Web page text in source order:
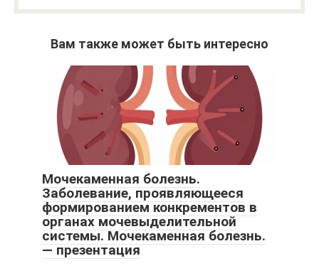
Вам также может быть интересно
Мочекаменная болезнь.
Заболевание, проявляющееся
формированием конкрементов в
органах мочевыделительной
системы. Мочекаменная болезнь.
— презентация